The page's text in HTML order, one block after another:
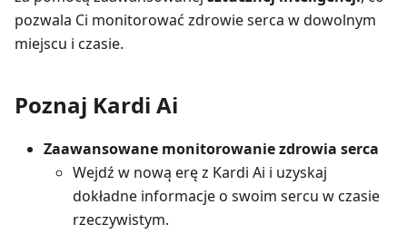
pozwala Ci monitorować zdrowie serca w dowolnym
miejscu i czasie.
Poznaj Kardi Ai
Zaawansowane monitorowanie zdrowia serca
Wejdź w nową erę z Kardi Ai i uzyskaj
dokładne informacje o swoim sercu w czasie
rzeczywistym.